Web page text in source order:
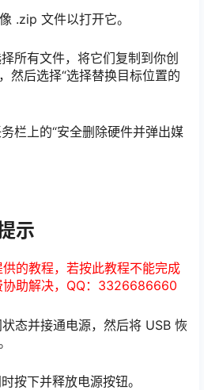
.zip 文件以打开它。
所有文件，将它们复制到你创
然后选择“选择替换目标位置的
栏上的“安全删除硬件并弹出媒
示
的教程，若按此教程不能完成
协助解决，QQ：3326686660
态并接通电源，然后将 USB 恢
按下并释放电源按钮。